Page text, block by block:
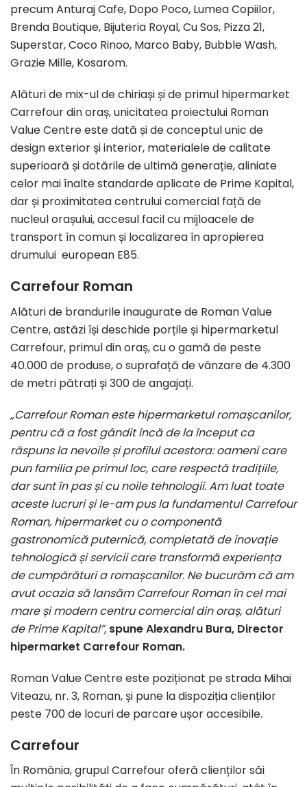
precum Anturaj Cafe, Dopo Poco, Lumea Copiilor,
Brenda Boutique, Bijuteria Royal, Cu Sos, Pizza 21,
Superstar, Coco Rinoo, Marco Baby, Bubble Wash,
Grazie Mille, Kosarom.
Alături de mix-ul de chiriași și de primul hipermarket
Carrefour din oraș, unicitatea proiectului Roman
Value Centre este dată și de conceptul unic de
design exterior și interior, materialele de calitate
superioară și dotările de ultimă generație, aliniate
celor mai înalte standarde aplicate de Prime Kapital,
dar și proximitatea centrului comercial față de
nucleul orașului, accesul facil cu mijloacele de
transport în comun și localizarea în apropierea
drumului european E85.
Carrefour Roman
Alături de brandurile inaugurate de Roman Value
Centre, astăzi își deschide porțile și hipermarketul
Carrefour, primul din oraș, cu o gamă de peste
40.000 de produse, o suprafață de vânzare de 4.300
de metri pătrați și 300 de angajați.
„Carrefour Roman este hipermarketul romașcanilor,
pentru că a fost gândit încă de la început ca
răspuns la nevoile și profilul acestora: oameni care
pun familia pe primul loc, care respectă tradițiile,
dar sunt în pas și cu noile tehnologii. Am luat toate
aceste lucruri și le-am pus la fundamentul Carrefour
Roman, hipermarket cu o componentă
gastronomică puternică, completată de inovație
tehnologică și servicii care transformă experiența
de cumpărături a romașcanilor. Ne bucurăm că am
avut ocazia să lansăm Carrefour Roman în cel mai
mare și modern centru comercial din oraș, alături
de Prime Kapital”, spune Alexandru Bura, Director
hipermarket Carrefour Roman.
Roman Value Centre este poziționat pe strada Mihai
Viteazu, nr. 3, Roman, și pune la dispoziția clienților
peste 700 de locuri de parcare ușor accesibile.
Carrefour
În România, grupul Carrefour oferă clienților săi